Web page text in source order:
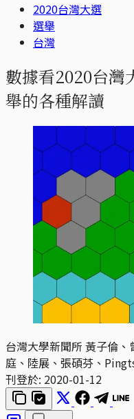
2020台灣大選
選舉
台灣
數據看2020台灣
舉的各種解讀
台灣大學新聞所 黃子倫
庭、陸展、張碩芬、
刊登於: 2020-01-12